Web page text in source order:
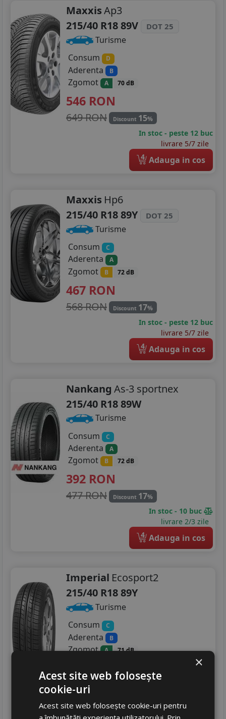
MaxxisAp3
215/40 R18 89V
DOT 25
Turisme
Consum
D
Aderenta B
Zgomot A 70 dB
546 RON
649 RON Discount 15%
In stoc - peste 12 buc
livrare 5/7 zile
4 Adauga in cos
Maxxis Hp6
215/40 R18 89Y
DOT 25
Turisme
Consum
C
Aderenta A
Zgomot B 72 dB
467 RON
568 RON Discount 17%
In stoc - peste 12 buc
livrare 5/7 zile
4 Adauga in cos
Nankang As-3 sportnex
215/40 R18 89W
Turisme
Consum
C
Aderenta A
Zgomot B 72 dB
392 RON
477 RON Discount 17%
In stoc - 10 buc
livrare 2/3 zile
4 Adauga in cos
Imperial Ecosport2
215/40 R18 89Y
Turisme
Consum
C
Aderenta B
Zgomot A 71 dB
335 RON
407 RON
livrare 2/3 zile
×
Acest site web folosește
cookie-uri
Acest site web folosește cookie-uri pentru